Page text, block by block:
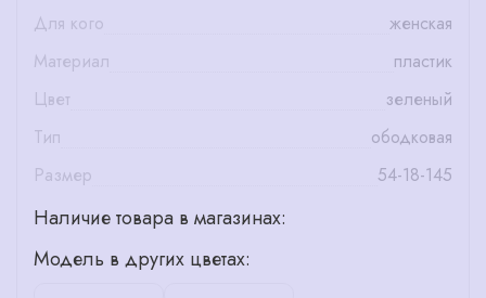
Для кого
женская
Материал
пластик
Цвет
зеленый
Тип
ободковая
Размер
54-18-145
Наличие товара в магазинах:
Модель в других цветах: